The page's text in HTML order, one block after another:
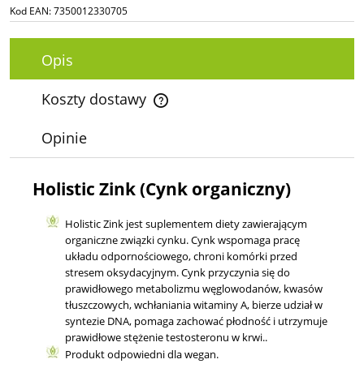
Kod EAN:7350012330705
Opis
Koszty dostawy
Cena nie zawiera ewentualnych kosztów płatności
Opinie
Holistic Zink (Cynk organiczny)
Holistic Zink jest suplementem diety zawierającym
organiczne związki cynku. Cynk wspomaga pracę
układu odpornościowego, chroni komórki przed
stresem oksydacyjnym. Cynk przyczynia się do
prawidłowego metabolizmu węglowodanów, kwasów
tłuszczowych, wchłaniania witaminy A, bierze udział w
syntezie DNA, pomaga zachować płodność i utrzymuje
prawidłowe stężenie testosteronu w krwi..
Produkt odpowiedni dla wegan.